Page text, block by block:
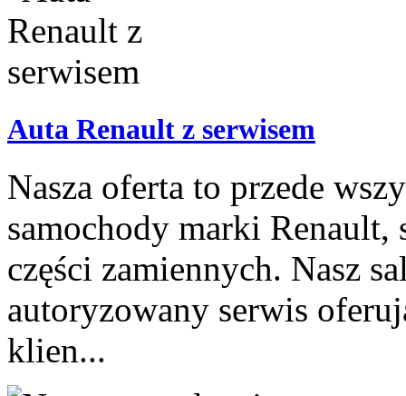
Auta Renault z serwisem
Nasza oferta to przede
samochody marki Renault,
części zamiennych. Nasz
autoryzowany serwis
klien...